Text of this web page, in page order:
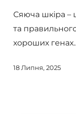
Circadia
Сяюча шкіра –
та
хороших
18 Липня, 2025